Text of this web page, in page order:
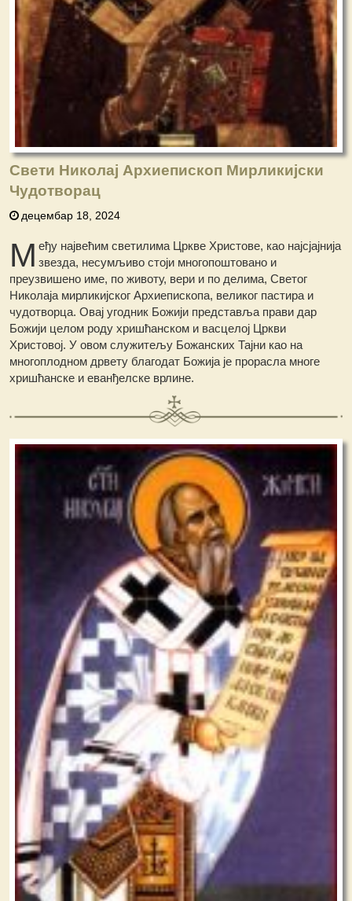
Свети Николај Архиепископ Мирликијски
Чудотворац
децембар 18, 2024
М еђу највећим светилима Цркве Христове, као најсјајнија
звезда, несумљиво стоји многопоштовано и
преузвишено име, по животу, вери и по делима, Светог
Николаја мирликијског Архиепископа, великог пастира и
чудотворца. Овај угодник Божији представља прави дар
Божији целом роду хришћанском и васцелој Цркви
Христовој. У овом служитељу Божанских Тајни као на
многоплодном дрвету благодат Божија је прорасла многе
хришћанске и еванђелске врлине.